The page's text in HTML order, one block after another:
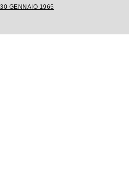
30 GENNAIO 1965